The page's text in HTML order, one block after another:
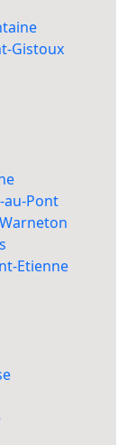
Gistoux
au-Pont
Etienne